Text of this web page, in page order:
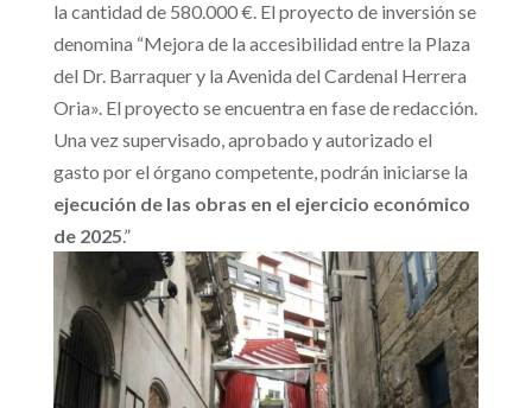
la cantidad de 580.000 €. El proyecto de inversión se
denomina “Mejora de la accesibilidad entre la Plaza
del Dr. Barraquer y la Avenida del Cardenal Herrera
Oria». El proyecto se encuentra en fase de redacción.
Una vez supervisado, aprobado y autorizado el
gasto por el órgano competente, podrán iniciarse la
ejecución de las obras en el ejercicio económico
de 2025.”